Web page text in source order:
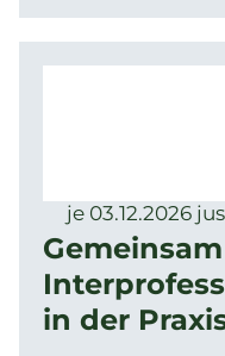
je 03.12.2026
in der